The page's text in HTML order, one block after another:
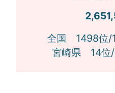
全国 1498位/
宮崎県 14位/